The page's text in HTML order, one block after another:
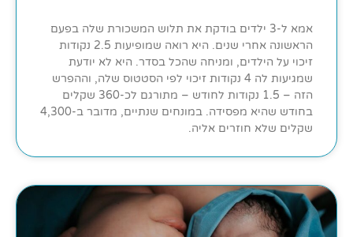
אמא ל-3 ילדים בודקת את תלוש המשכורת שלה בפעם
הראשונה אחרי שנים. היא רואה שמופיעות 2.5 נקודות
זיכוי על הילדים, ומניחה שהכל בסדר. היא לא יודעת
שמגיעות לה 4 נקודות זיכוי לפי הסטטוס שלה, וההפרש
הזה – 1.5 נקודות לחודש – מתורגם לכ-360 שקלים
בחודש שהיא מפסידה. במונחים שנתיים, מדובר ב-4,300
שקלים שלא חוזרים אליה.